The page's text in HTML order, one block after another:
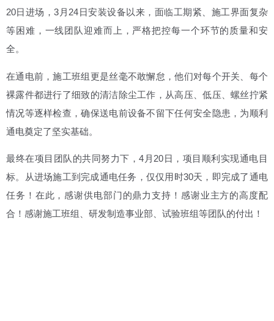
20日进场，3月24日安装设备以来，面临工期紧、施工界面复杂
等困难，一线团队迎难而上，严格把控每一个环节的质量和安
全。
在通电前，施工班组更是丝毫不敢懈怠，他们对每个开关、每个
裸露件都进行了细致的清洁除尘工作，从高压、低压、螺丝拧紧
情况等逐样检查，确保送电前设备不留下任何安全隐患，为顺利
通电奠定了坚实基础。
最终在项目团队的共同努力下，4月20日，项目顺利实现通电目
标。从进场施工到完成通电任务，仅仅用时30天，即完成了通电
任务！在此，感谢供电部门的鼎力支持！感谢业主方的高度配
合！感谢施工班组、研发制造事业部、试验班组等团队的付出！